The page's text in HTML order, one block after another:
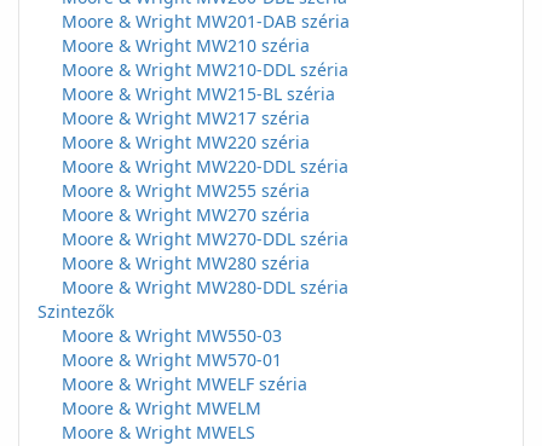
Moore & Wright MW201-DAB széria
Moore & Wright MW210 széria
Moore & Wright MW210-DDL széria
Moore & Wright MW215-BL széria
Moore & Wright MW217 széria
Moore & Wright MW220 széria
Moore & Wright MW220-DDL széria
Moore & Wright MW255 széria
Moore & Wright MW270 széria
Moore & Wright MW270-DDL széria
Moore & Wright MW280 széria
Moore & Wright MW280-DDL széria
Szintezők
Moore & Wright MW550-03
Moore & Wright MW570-01
Moore & Wright MWELF széria
Moore & Wright MWELM
Moore & Wright MWELS